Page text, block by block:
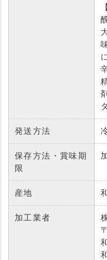
発送方法
保存方法・賞味期
限
産地
加工業者